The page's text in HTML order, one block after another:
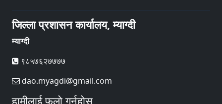
जिल्ला प्रशासन कार्यालय, म्याग्दी
म्याग्दी
९८५७६२७७७७
dao.myagdi@gmail.com
हामीलाई फलो गर्नुहोस्